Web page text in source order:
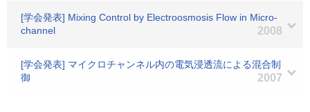
[学会発表] Mixing Control by Electroosmosis Flow in Micro-
channel
2008
[学会発表] マイクロチャンネル内の電気浸透流による混合制
御
2007